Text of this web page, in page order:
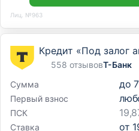
Лиц. №963
Кредит «Под залог
558 отзывовТ-Банк
Сумма
до
Первый взнос
ПСК
Ставка от